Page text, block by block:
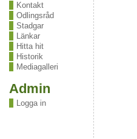
Kontakt
Odlingsråd
Stadgar
Länkar
Hitta hit
Historik
Mediagalleri
Admin
Logga in